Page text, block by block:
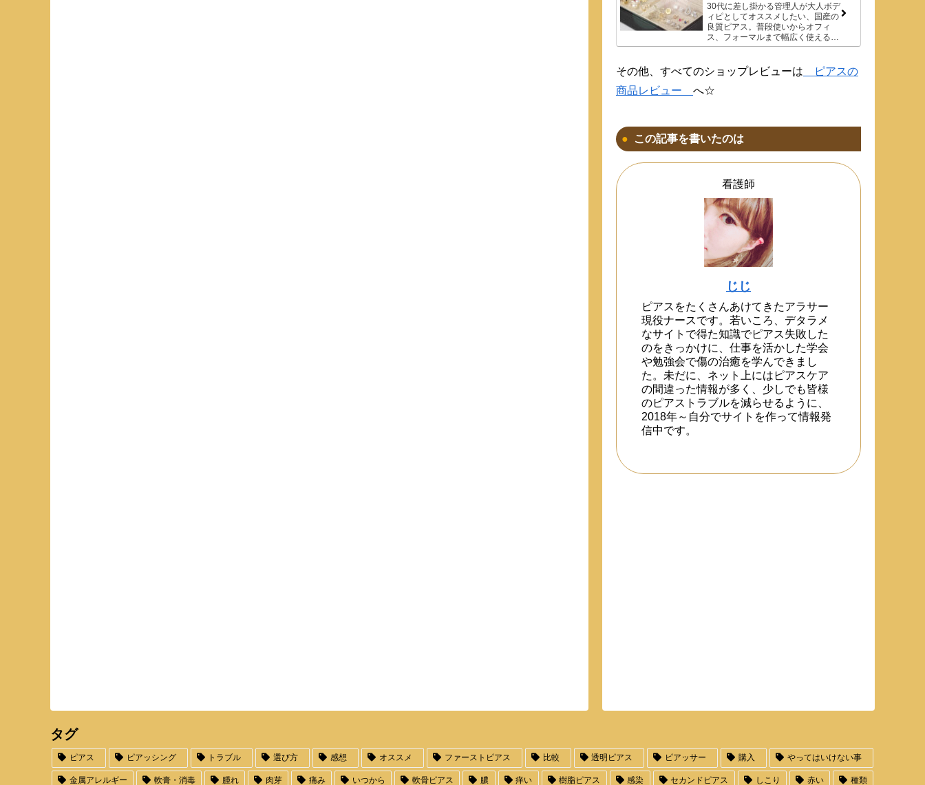
30代に差し掛かる管理人が大人ボデ
ィピとしてオススメしたい、国産の
良質ピアス。普段使いからオフィ
ス、フォーマルまで幅広く使えるデ
ザインがお気に入りです◎
その他、すべてのショップレビューは ピアスの
商品レビュー へ☆
この記事を書いたのは
看護師
じじ
ピアスをたくさんあけてきたアラサー
現役ナースです。若いころ、デタラメ
なサイトで得た知識でピアス失敗した
のをきっかけに、仕事を活かした学会
や勉強会で傷の治癒を学んできまし
た。未だに、ネット上にはピアスケア
の間違った情報が多く、少しでも皆様
のピアストラブルを減らせるように、
2018年～自分でサイトを作って情報発
信中です。
タグ
ピアス ピアッシング トラブル 選び方 感想 オススメ ファーストピアス 比較 透明ピアス ピアッサー 購入 やってはいけない事
金属アレルギー 軟膏・消毒 腫れ 肉芽 痛み いつから 軟骨ピアス 膿 痒い 樹脂ピアス 感染 セカンドピアス しこり 赤い 種類